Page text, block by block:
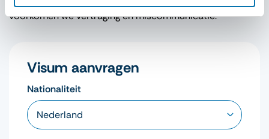
voorkomen we vertraging en miscommunicatie.
Visum aanvragen
Nationaliteit